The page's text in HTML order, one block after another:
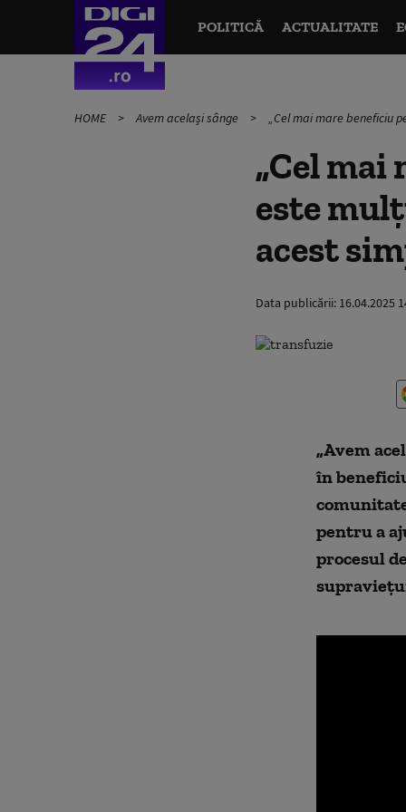
POLITICĂ ACTUALITATE
HOME Avem același sânge „Cel mai mare beneficiu
„Cel
este
acest
Data publicării: 16.04.2025
„Avem
în
pentru a
procesul